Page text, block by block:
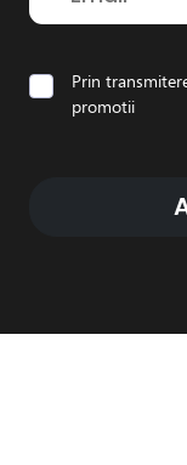
Prin
promotii